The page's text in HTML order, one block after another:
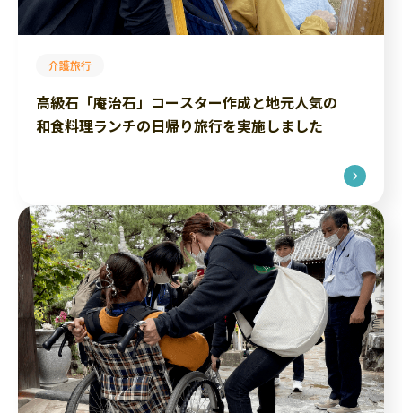
介護旅行
高級石「庵治石」コースター作成と地元人気の
和食料理ランチの日帰り旅行を実施しました